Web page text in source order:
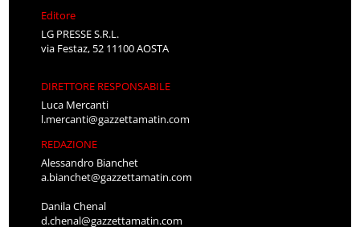
Editore
LG PRESSE S.R.L.
via Festaz, 52 11100 AOSTA
DIRETTORE RESPONSABILE
Luca Mercanti
l.mercanti@gazzettamatin.com
REDAZIONE
Alessandro Bianchet
a.bianchet@gazzettamatin.com
Danila Chenal
d.chenal@gazzettamatin.com